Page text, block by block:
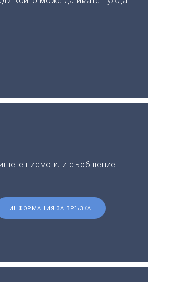
писмо или съобщение
ИНФОРМАЦИЯ ЗА ВРЪЗКА